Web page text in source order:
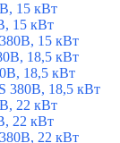
15 кВт
15 кВт
15 кВт
18,5 кВт
18,5 кВт
380В, 18,5 кВт
22 кВт
22 кВт
22 кВт